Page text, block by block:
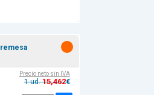
Precio neto sin IVA
1 ud.15,462€